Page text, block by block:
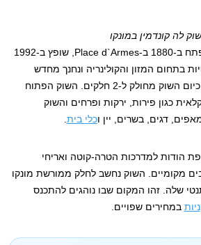
שוק לה קונדמין במונקו
נפתח ב-1880 ב-Place d`Armes, שופץ ב-1992
בתחום המזון והקולינריה ונחנך מחדש
ב-2012 ע”י הנסיך אלבר. כיום השוק מחולק ל-2 חלקים. השוק הפתוח
כגון פירות, ירקות ופרחים והשוק
דגים, בשרים, יין וכלי בית
הודות למדרכות הטרה-קוטה ואריחי
מקומיים. השוק נחשב לחלק ממורשת מונקו
שלה. זהו המקום שבו נוהגים להתכנס
במחירים שפויים.